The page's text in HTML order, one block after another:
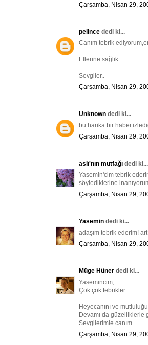
Çarşamba, Nisan 29,
pelince dedi ki...
Canım tebrik
Ellerine sağlık...
Sevgiler..
Çarşamba, Nisan 29,
Unknown dedi ki...
bu harika bir
Çarşamba, Nisan 29,
aslı'nın mutfağı dedi ki...
Yasemin'cim tebrik
söylediklerine
Çarşamba, Nisan 29,
Yasemin dedi ki...
adaşım tebrik ederim!
Çarşamba, Nisan 29,
Müge Hüner dedi ki...
Yasemincim;
Çok çok tebrikler.
Heyecanını ve
Devamı da güzelliklerle
Sevgilerimle canım.
Çarşamba, Nisan 29,